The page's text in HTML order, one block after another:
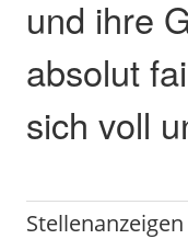
und ihre
absolut
sich voll